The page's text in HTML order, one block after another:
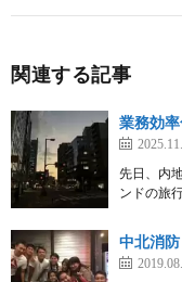
関連する記事
業務効
先日、内
ンドの旅
中北消